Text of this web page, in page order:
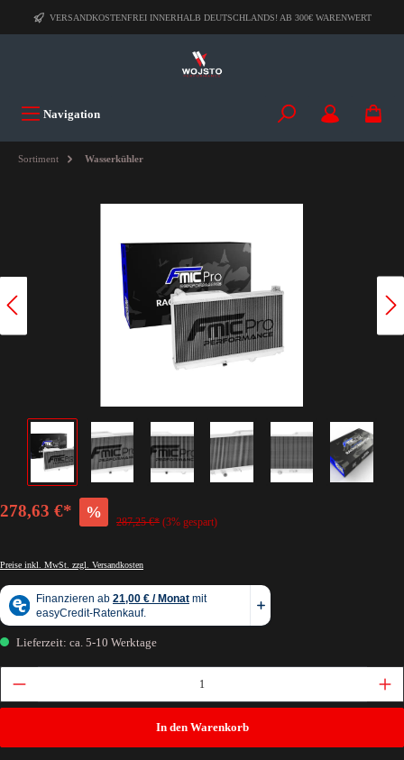
VERSANDKOSTENFREI INNERHALB DEUTSCHLANDS! AB 300€ WARENWERT
Navigation
Sortiment Wasserkühler
278,63 €* %
287,25 €* (3% gespart)
Preise inkl. MwSt. zzgl. Versandkosten
Lieferzeit: ca. 5-10 Werktage
In den Warenkorb